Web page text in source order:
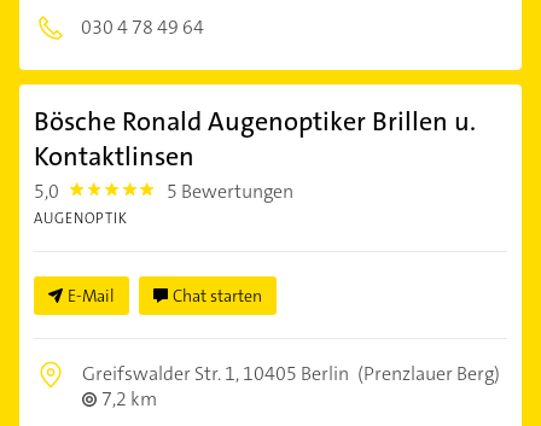
030 4 78 49 64
Bösche Ronald Augenoptiker Brillen u.
Kontaktlinsen
5,0 5.0 5 Bewertungen
AUGENOPTIK
E-Mail Chat starten
Greifswalder Str. 1,10405 Berlin (Prenzlauer Berg)
7,2 km